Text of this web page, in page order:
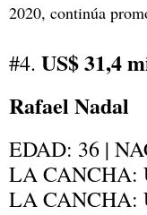
2020, continúa
#4. US$ 31,4
Rafael Nadal
EDAD: 36 |
LA CANCHA:
LA CANCHA: